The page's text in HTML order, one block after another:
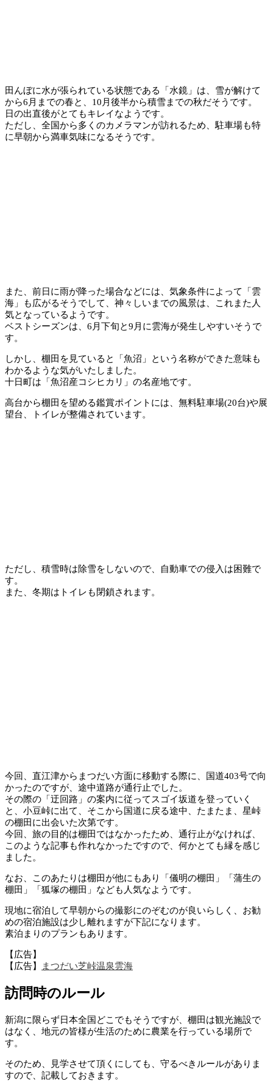
田んぼに水が張られている状態である「水鏡」は、雪が解けて
から6月までの春と、10月後半から積雪までの秋だそうです。
日の出直後がとてもキレイなようです。
ただし、全国から多くのカメラマンが訪れるため、駐車場も特
に早朝から満車気味になるそうです。
また、前日に雨が降った場合などには、気象条件によって「雲
海」も広がるそうでして、神々しいまでの風景は、これまた人
気となっているようです。
ベストシーズンは、6月下旬と9月に雲海が発生しやすいそうで
す。
しかし、棚田を見ていると「魚沼」という名称ができた意味も
わかるような気がいたしました。
十日町は「魚沼産コシヒカリ」の名産地です。
高台から棚田を望める鑑賞ポイントには、無料駐車場(20台)や展
望台、トイレが整備されています。
ただし、積雪時は除雪をしないので、自動車での侵入は困難で
す。
また、冬期はトイレも閉鎖されます。
今回、直江津からまつだい方面に移動する際に、国道403号で向
かったのですが、途中道路が通行止でした。
その際の「迂回路」の案内に従ってスゴイ坂道を登っていく
と、小豆峠に出て、そこから国道に戻る途中、たまたま、星峠
の棚田に出会いた次第です。
今回、旅の目的は棚田ではなかったため、通行止がなければ、
このような記事も作れなかったですので、何かとても縁を感じ
ました。
なお、このあたりは棚田が他にもあり「儀明の棚田」「蒲生の
棚田」「狐塚の棚田」なども人気なようです。
現地に宿泊して早朝からの撮影にのぞむのが良いらしく、お勧
めの宿泊施設は少し離れますが下記になります。
素泊まりのプランもあります。
【広告】
【広告】
まつだい芝峠温泉雲海
訪問時のルール
新潟に限らず日本全国どこでもそうですが、棚田は観光施設で
はなく、地元の皆様が生活のために農業を行っている場所で
す。
そのため、見学させて頂くにしても、守るべきルールがありま
すので、記載しておきます。